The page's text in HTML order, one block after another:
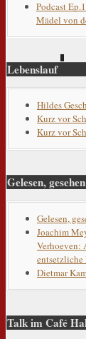
Podcast
Mädel von
Lebenslauf
Hildes
Kurz vor
Kurz vor
Gelesen,
Gelesen,
Joachim
Verhoeven:
entsetzliche
Dietmar
Talk im Café